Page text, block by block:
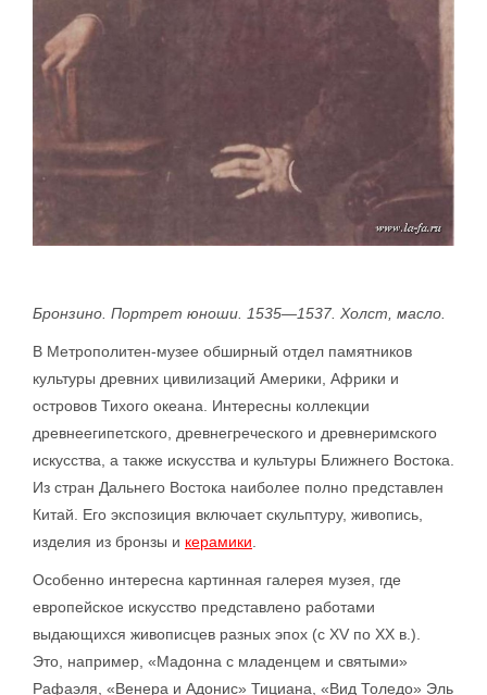
Бронзино. Портрет юноши. 1535—1537. Холст, масло.
В Метрополитен-музее обширный отдел памятников
культуры древних цивилизаций Америки, Африки и
островов Тихого океана. Интересны коллекции
древнеегипетского, древнегреческого и древнеримского
искусства, а также искусства и культуры Ближнего Востока.
Из стран Дальнего Востока наиболее полно представлен
Китай. Его экспозиция включает скульптуру, живопись,
изделия из бронзы и керамики.
Особенно интересна картинная галерея музея, где
европейское искусство представлено работами
выдающихся живописцев разных эпох (с XV по XX в.).
Это, например, «Мадонна с младенцем и святыми»
Рафаэля, «Венера и Адонис» Тициана, «Вид Толедо» Эль